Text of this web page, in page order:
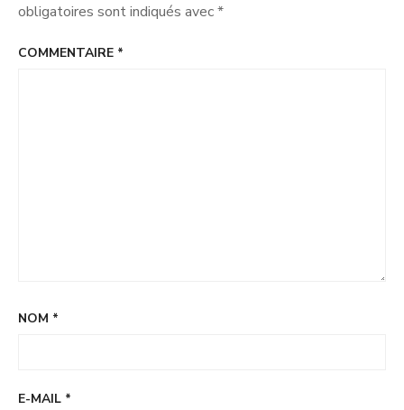
obligatoires sont indiqués avec*
COMMENTAIRE *
NOM *
E-MAIL *